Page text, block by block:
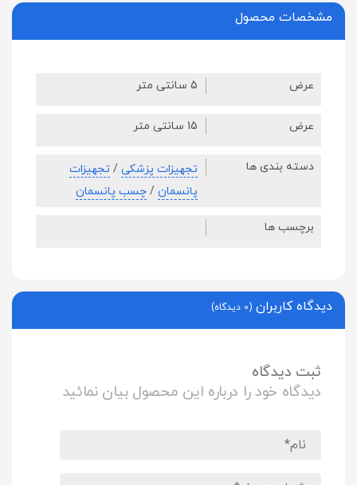
مشخصات محصول
عرض 5 سانتی متر
عرض 15 سانتی متر
دسته بندی ها تجهیزات پزشکی / تجهیزات
پانسمان / چسب پانسمان
برچسب ها
دیدگاه کاربران (0 دیدگاه)
ثبت دیدگاه
دیدگاه خود را درباره این محصول بیان نمائید